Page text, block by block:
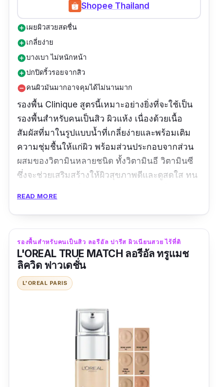
Shopee Thailand
add_circleเผยผิวสวยสดชื่น
add_circleเกลี่ยง่าย
add_circleบางเบา ไม่หนักหน้า
add_circleปกปิดริ้วรอยจากสิว
remove_circleคนผิวมันมากอาจคุมได้ไม่นานมาก
รองพื้น Clinique สูตรนี้เหมาะอย่างยิ่งที่จะใช้เป็น
รองพื้นสําหรับคนเป็นสิว ผิวแห้ง เนื่องด้วยเนื้อ
สัมผัสที่มาในรูปแบบน้ำที่เกลี่ยง่ายและพร้อมเติม
ความชุ่มชื้นให้แก่ผิว พร้อมส่วนประกอบจากส่วน
ผสมของวิตามินหลายชนิด ทั้งวิตามินอี วิตามินซี
ซึ่งจะช่วยเสริมสร้างให้ผิวสุขภาพดีและดูสดใส ทน
ยังติดทนเผยผิวสวยตลอดวัน
รีวิวจากผู้ใช้จริง:
" เป็นรองพื้นที่สามารถใช้ได้ทุกวันเลยค่ะ เพราะ
ทางแบรนด์เค้าเคลมว่ามีสารบำรุงและไม่อุดตัน ลง
บางก็ได้หรืออยากให้ปกปิดก็ได้(แต่ได้ไม่มาก) มี
หลุดบ้างเพราะเราหน้ามันมาก ไม่คุมมัน ชอบพอๆ
กับ ITS เลยค่ะ คิดว่าน่าจะซื้อต่อไปเพราะเหมาะ
READ MORE
รองพื้นสําหรับคนเป็นสิว ลอรีอัล ปารีส ผิวเนียนสวย ไร้ที่ติ
L'OREAL TRUE MATCH ลอรีอัล ทรูแมช
ลิควิด ฟาวเดชั่น
L'OREAL PARIS